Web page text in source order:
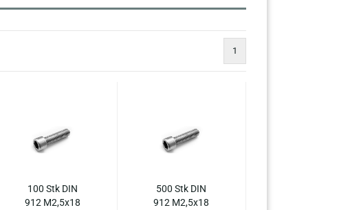
1
100 Stk DIN
912 M2,5x18
500 Stk DIN
912 M2,5x18